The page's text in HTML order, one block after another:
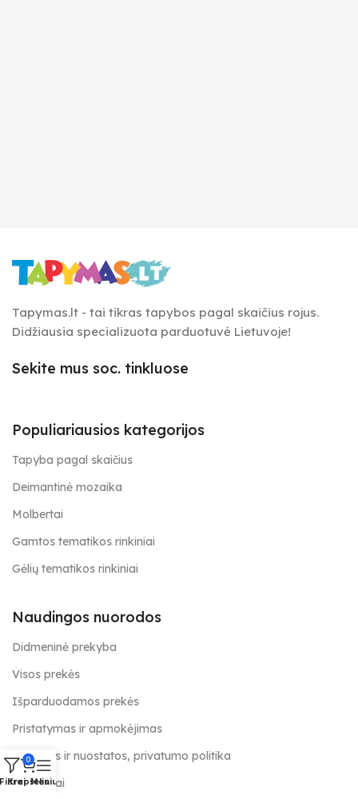
Tapymas.lt - tai tikras tapybos pagal skaičius rojus.
Didžiausia specializuota parduotuvė Lietuvoje!
Sekite mus soc. tinkluose
Populiariausios kategorijos
Tapyba pagal skaičius
Deimantinė mozaika
Molbertai
Gamtos tematikos rinkiniai
Gėlių tematikos rinkiniai
Naudingos nuorodos
Didmeninė prekyba
Visos prekės
Išparduodamos prekės
Pristatymas ir apmokėjimas
Taisyklės ir nuostatos, privatumo politika
Kontaktai
0
Krepšelis
Meniu